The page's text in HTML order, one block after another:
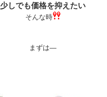
少しでも価格を抑えたい
そんな時
まずは―